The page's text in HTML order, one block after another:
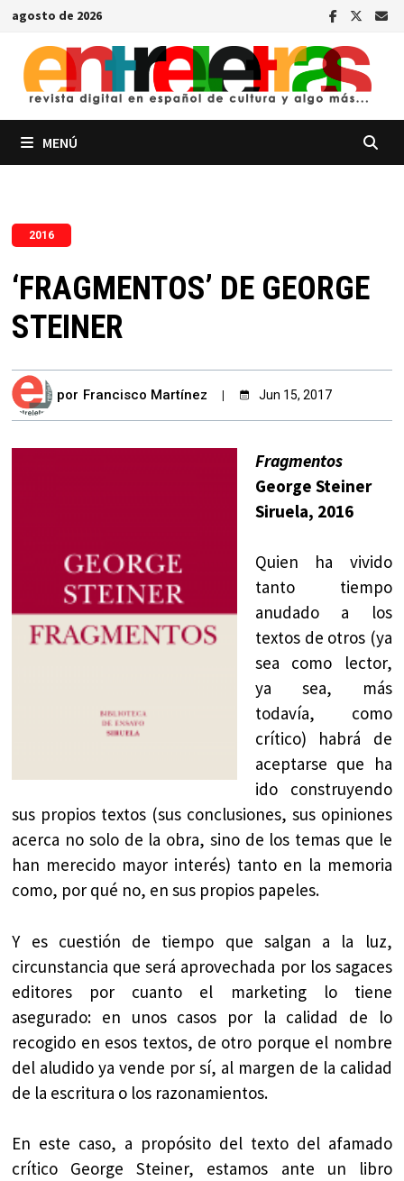
Saltar
contenido
agosto de 2026
MENÚ
2016
‘FRAGMENTOS’ DE GEORGE
STEINER
por Francisco Martínez Jun 15, 2017
Fragmentos
George Steiner
Siruela, 2016
Quien ha vivido
tanto tiempo
anudado a los
textos de otros (ya
sea como lector,
ya sea, más
todavía, como
crítico) habrá de
aceptarse que ha
ido construyendo
sus propios textos (sus conclusiones, sus opiniones
acerca no solo de la obra, sino de los temas que le
han merecido mayor interés) tanto en la memoria
como, por qué no, en sus propios papeles.
Y es cuestión de tiempo que salgan a la luz,
circunstancia que será aprovechada por los sagaces
editores por cuanto el marketing lo tiene
asegurado: en unos casos por la calidad de lo
recogido en esos textos, de otro porque el nombre
del aludido ya vende por sí, al margen de la calidad
de la escritura o los razonamientos.
En este caso, a propósito del texto del afamado
crítico George Steiner, estamos ante un libro